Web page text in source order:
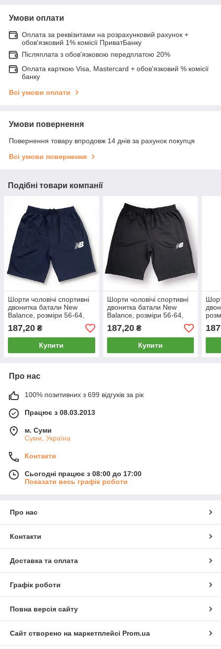
Умови оплати
Оплата за реквізитами на розрахунковий рахунок +
обов'язковий 1% комісії ПриватБанку
Післяплата з обов'язковою передплатою 20%
Оплата карткою Visa, Mastercard + обов'язковий % комісії
банку
Всі умови оплати
Умови повернення
Повернення товару впродовж 14 днів за рахунок покупця
Всі умови повернення
Подібні товари компанії
Шорти чоловічі спортивні
двонитка батали New
Balance, розміри 56-64,
темно-сині, 012361
187,20 ₴
Купити
Шорти чоловічі спортивні
двонитка батали New
Balance, розміри 56-64,
чорні, 012360
187,20₴
Купити
Про нас
100% позитивних з 699 відгуків за рік
Працює з 08.03.2013
м. Суми
Суми, Україна
Контакти
Сьогодні працює з 08:00 до 17:00
Показати весь графік роботи
Про нас
Контакти
Доставка та оплата
Графік роботи
Повна версія сайту
Сайт створено на маркетплейсі Prom.ua